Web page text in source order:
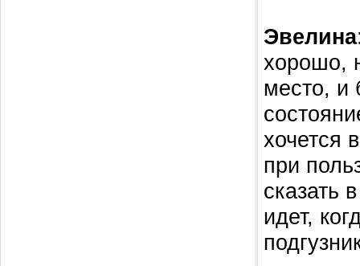
Эвелина
хорошо,
место, и
хочется
при
сказать
идет,